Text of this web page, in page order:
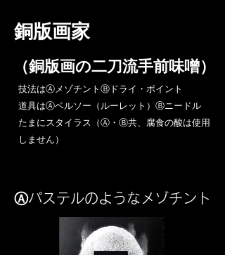
​銅版画家
​（銅版画の二刀流手前味噌）
​技法はⒶメゾチントⒷドライ・ポイント
道具はⒶベルソー（ルーレット）Ⓑニードル
​たまにスタイラス（Ⓐ・Ⓑ共、腐食の酸は使用
しません）
Ⓐパステルのようなメゾチント